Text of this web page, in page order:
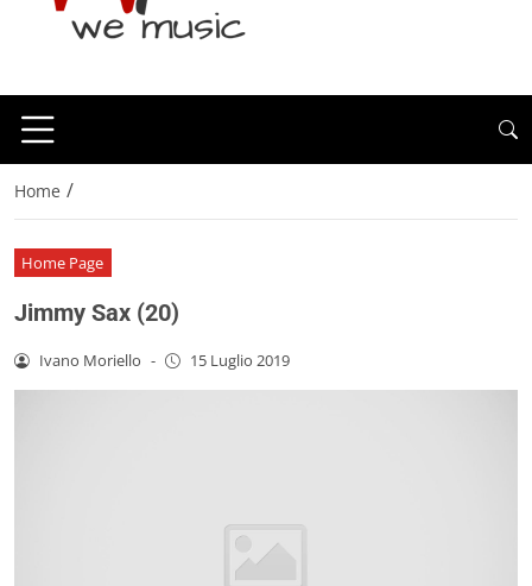
Home /
Home Page
Jimmy Sax (20)
Ivano Moriello - 15 Luglio 2019